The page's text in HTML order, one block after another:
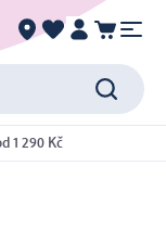
1 290 Kč